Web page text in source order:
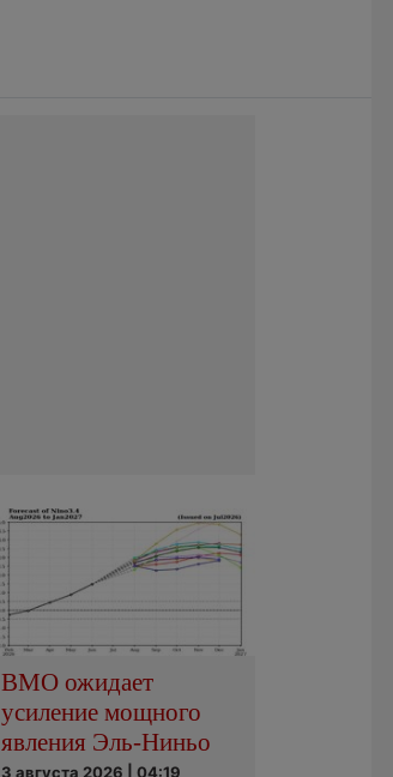
ВМО ожидает
усиление мощного
явления Эль-Ниньо
3 августа 2026 | 04:19